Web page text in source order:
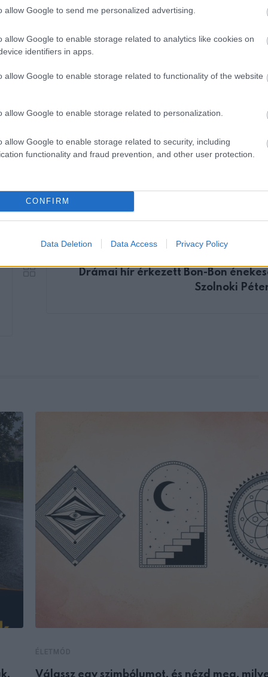
allow Google to send me personalized advertising.
allow Google to enable storage related to analytics like cookies on
identifiers in apps.
allow Google to enable storage related to functionality of the website
allow Google to enable storage related to personalization.
allow Google to enable storage related to security, including
functionality and fraud prevention, and other user protection.
CONFIRM
Data Deletion Data Access Privacy Policy
Drámai hír érkezett Bon-Bon
Szolnoki
Válassz egy szimbólumot, és nézd meg,